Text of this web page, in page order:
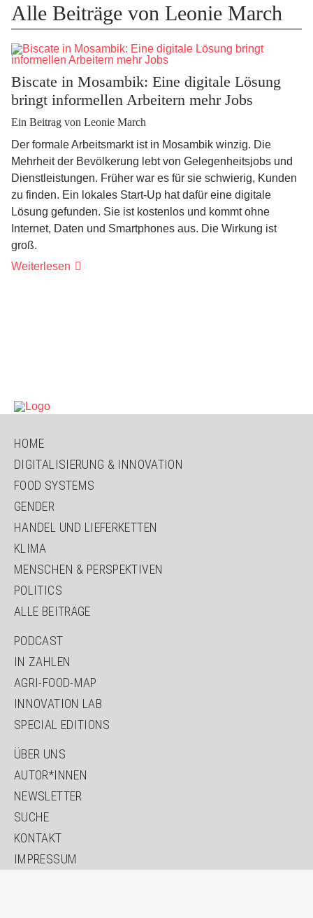
Alle Beiträge von Leonie March
Biscate in Mosambik: Eine digitale Lösung
bringt informellen Arbeitern mehr Jobs
Ein Beitrag von Leonie March
Der formale Arbeitsmarkt ist in Mosambik winzig. Die
Mehrheit der Bevölkerung lebt von Gelegenheitsjobs und
Dienstleistungen. Früher war es für sie schwierig, Kunden
zu finden. Ein lokales Start-Up hat dafür eine digitale
Lösung gefunden. Sie ist kostenlos und kommt ohne
Internet, Daten und Smartphones aus. Die Wirkung ist
groß.
Weiterlesen
NAVIGATION
ÜBERSPRINGEN
HOME
DIGITALISIERUNG & INNOVATION
FOOD SYSTEMS
GENDER
HANDEL UND LIEFERKETTEN
KLIMA
MENSCHEN & PERSPEKTIVEN
POLITICS
ALLE BEITRÄGE
NAVIGATION
ÜBERSPRINGEN
PODCAST
IN ZAHLEN
AGRI-FOOD-MAP
INNOVATION LAB
SPECIAL EDITIONS
NAVIGATION
ÜBERSPRINGEN
ÜBER UNS
AUTOR*INNEN
NEWSLETTER
SUCHE
KONTAKT
IMPRESSUM